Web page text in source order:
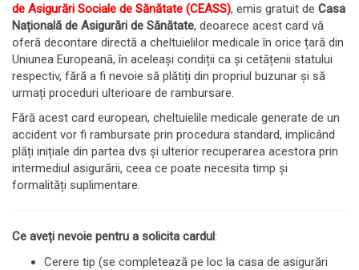
de Asigurări Sociale de Sănătate (CEASS), emis gratuit de Casa
Națională de Asigurări de Sănătate, deoarece acest card vă
oferă decontare directă a cheltuielilor medicale în orice țară din
Uniunea Europeană, în aceleași condiții ca și cetățenii statului
respectiv, fără a fi nevoie să plătiți din propriul buzunar și să
urmați proceduri ulterioare de rambursare.
Fără acest card european, cheltuielile medicale generate de un
accident vor fi rambursate prin procedura standard, implicând
plăți inițiale din partea dvs și ulterior recuperarea acestora prin
intermediul asigurării, ceea ce poate necesita timp și
formalități suplimentare.
Ce aveți nevoie pentru a solicita cardul:
Cerere tip (se completează pe loc la casa de asigurări